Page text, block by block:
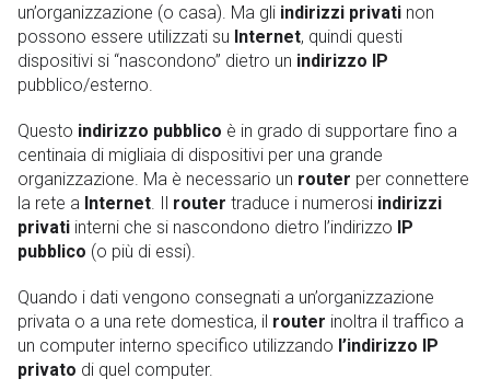
un’organizzazione (o casa). Ma gli indirizzi privati ​​non
possono essere utilizzati su Internet, quindi questi
dispositivi si “nascondono” dietro un indirizzo IP
pubblico/esterno.
Questo indirizzo pubblico è in grado di supportare fino a
centinaia di migliaia di dispositivi per una grande
organizzazione. Ma è necessario un router per connettere
la rete a Internet . Il router traduce i numerosi indirizzi
privati ​​interni che si nascondono dietro l’indirizzo IP
pubblico (o più di essi).
Quando i dati vengono consegnati a un’organizzazione
privata o a una rete domestica, il router inoltra il traffico a
un computer interno specifico utilizzando l’indirizzo IP
privato di quel computer.